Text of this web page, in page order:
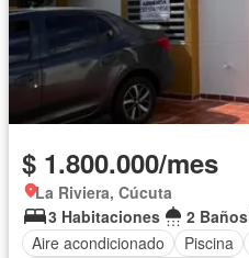
$ 1.800.000/mes
La Riviera, Cúcuta
3 Habitaciones
2 Baños
Aire acondicionado
Piscina